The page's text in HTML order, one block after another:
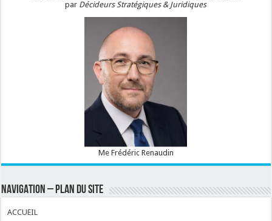
par Décideurs Stratégiques & Juridiques
Me Frédéric Renaudin
NAVIGATION – PLAN DU SITE
ACCUEIL